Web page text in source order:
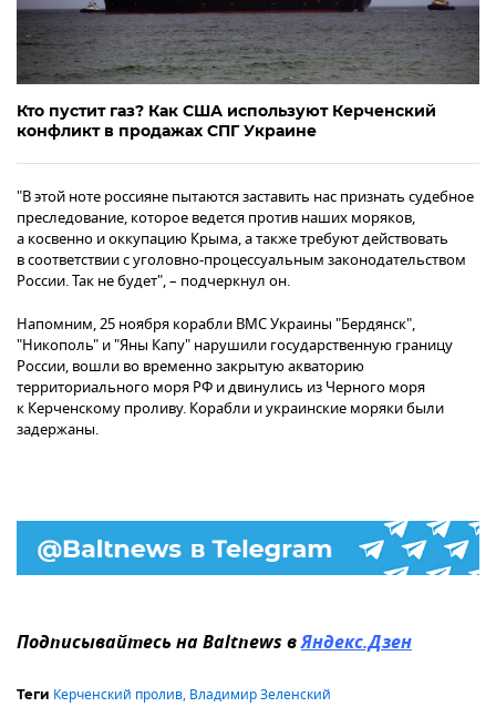
Кто пустит газ? Как США используют Керченский
конфликт в продажах СПГ Украине
"В этой ноте россияне пытаются заставить нас признать судебное
преследование, которое ведется против наших моряков,
а косвенно и оккупацию Крыма, а также требуют действовать
в соответствии с уголовно-процессуальным законодательством
России. Так не будет", – подчеркнул он.
Напомним, 25 ноября корабли ВМС Украины "Бердянск",
"Никополь" и "Яны Капу" нарушили государственную границу
России, вошли во временно закрытую акваторию
территориального моря РФ и двинулись из Черного моря
к Керченскому проливу. Корабли и украинские моряки были
задержаны.
Подписывайтесь на Baltnews вЯндекс.Дзен
Теги Керченский пролив, Владимир Зеленский